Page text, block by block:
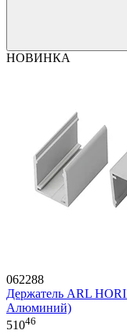
НОВИНКА
062288
Держатель ARL
Алюминий)
51046